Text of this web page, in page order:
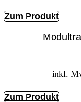
Zum Produkt
inkl.
Zum Produkt